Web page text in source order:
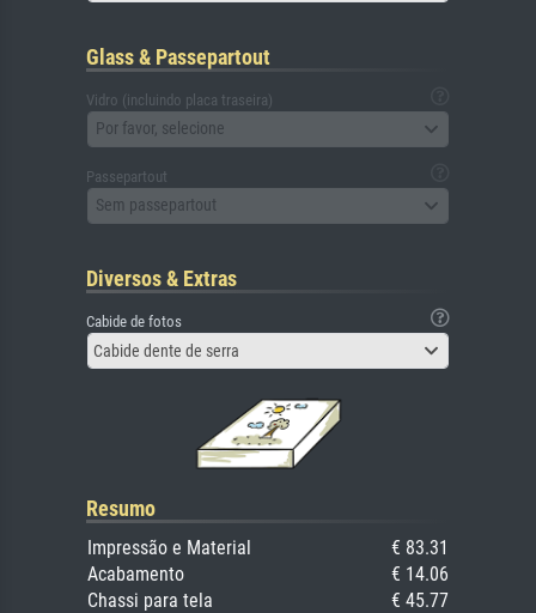
Glass & Passepartout
Vidro (incluindo placa traseira)
Por favor, selecione
Passepartout
Sem passepartout
Diversos & Extras
Cabide de fotos
Cabide dente de serra
Resumo
Impressão e Material
€ 83.31
Acabamento
€ 14.06
Chassi para tela
€ 45.77